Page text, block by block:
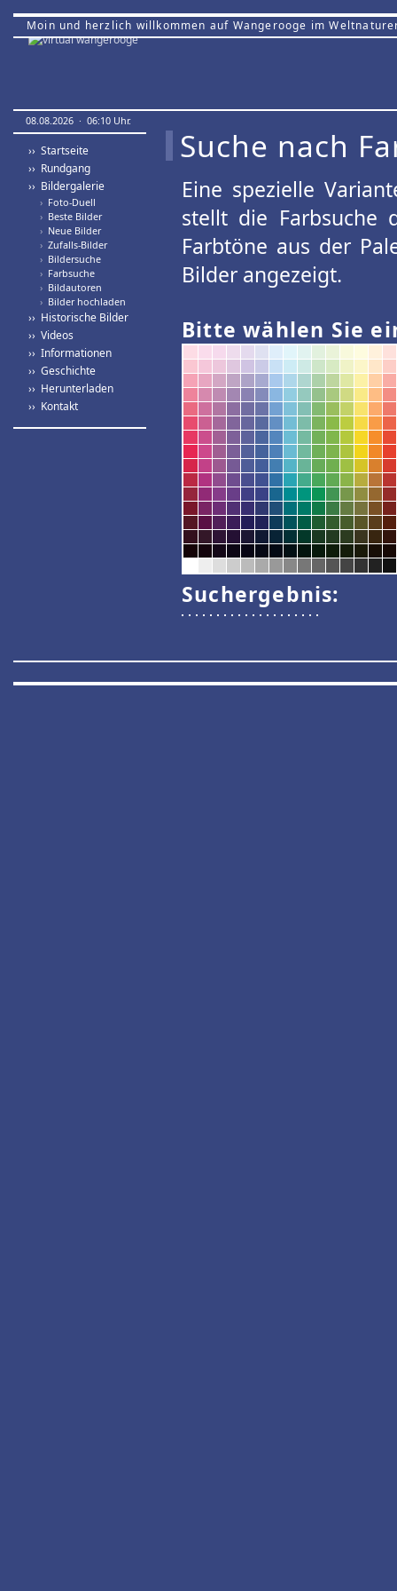
Moin und herzlich willkommen auf Wangerooge im
08.08.2026 · 06:10 Uhr.
›› Startseite
›› Rundgang
›› Bildergalerie
› Foto-Duell
› Beste Bilder
› Neue Bilder
› Zufalls-Bilder
› Bildersuche
› Farbsuche
› Bildautoren
› Bilder hochladen
›› Historische Bilder
›› Videos
›› Informationen
›› Geschichte
›› Herunterladen
›› Kontakt
Suche nach
Eine spezielle
stellt die Farbsuche
Farbtöne aus der
Bilder angezeigt.
Bitte wählen Sie
Suchergebnis: